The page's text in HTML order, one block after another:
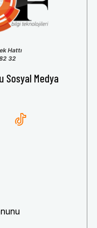
Hattı
32
Sosyal Medya